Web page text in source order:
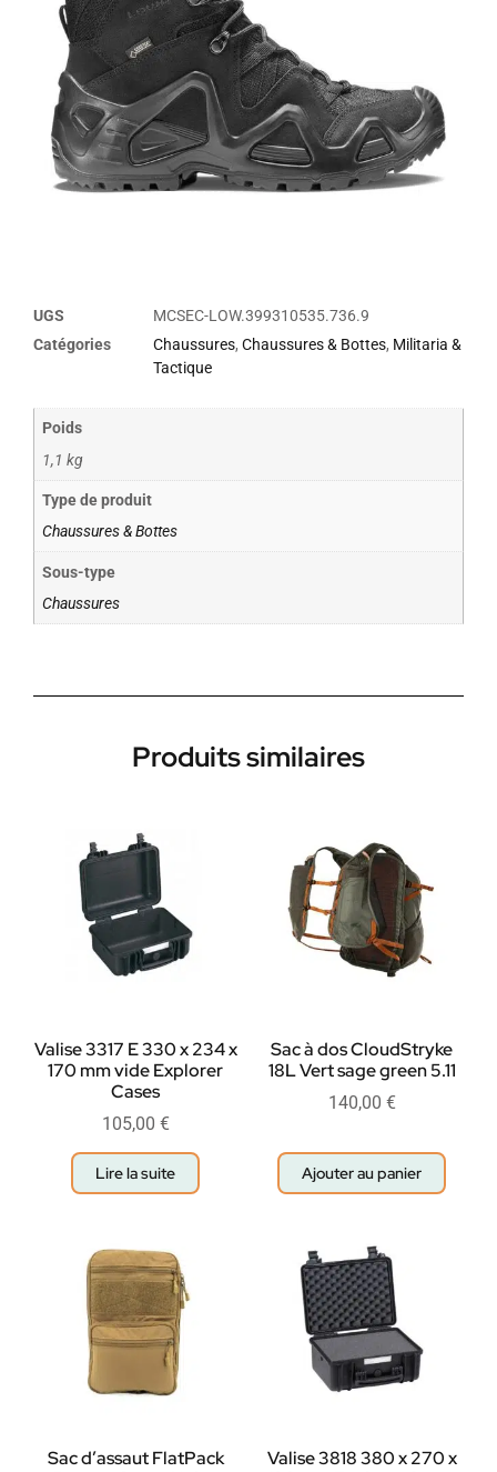
UGS
MCSEC-LOW.399310535.736.9
Catégories
Chaussures, Chaussures & Bottes, Militaria &
Tactique
Poids
1,1 kg
Type de produit
Chaussures & Bottes
Sous-type
Chaussures
Produits similaires
Valise 3317 E 330 x 234 x
170 mm vide Explorer
Cases
105,00 €
Lire la suite
Sac à dos CloudStryke
18L Vert sage green 5.11
140,00 €
Ajouter au panier
Sac d’assaut FlatPack
Valise 3818 380 x 270 x